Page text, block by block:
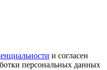
и согласен
персональных данных